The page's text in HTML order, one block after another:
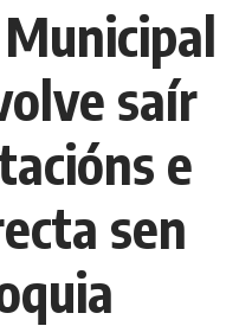
saír
e
sen